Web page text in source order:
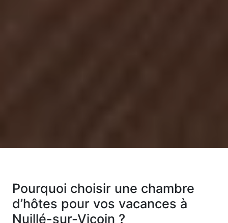
Pourquoi choisir une chambre
d’hôtes pour vos vacances à
Nuillé-sur-Vicoin ?